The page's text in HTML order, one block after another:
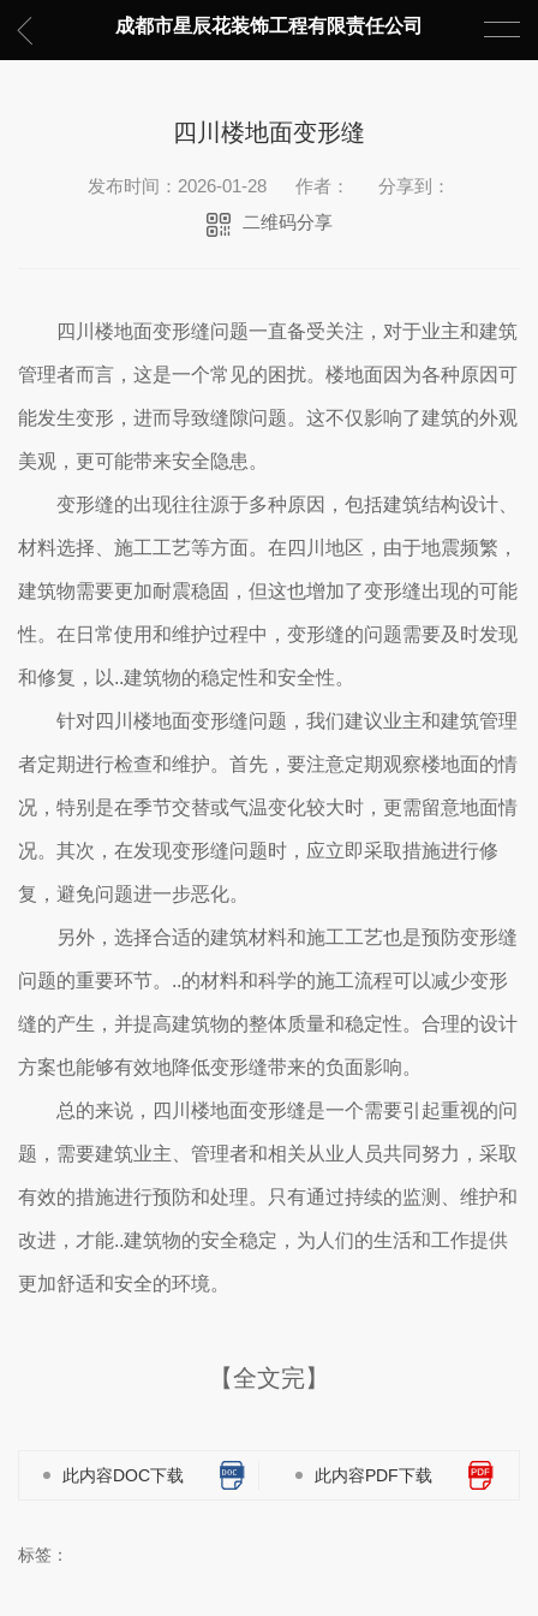
成都市星辰花装饰工程有限责任公司
四川楼地面变形缝
发布时间：2026-01-28 作者：
分享到：
二维码分享
四川楼地面变形缝问题一直备受关注，对于业主和建筑
管理者而言，这是一个常见的困扰。楼地面因为各种原因可
能发生变形，进而导致缝隙问题。这不仅影响了建筑的外观
美观，更可能带来安全隐患。
变形缝的出现往往源于多种原因，包括建筑结构设计、
材料选择、施工工艺等方面。在四川地区，由于地震频繁，
建筑物需要更加耐震稳固，但这也增加了变形缝出现的可能
性。在日常使用和维护过程中，变形缝的问题需要及时发现
和修复，以..建筑物的稳定性和安全性。
针对四川楼地面变形缝问题，我们建议业主和建筑管理
者定期进行检查和维护。首先，要注意定期观察楼地面的情
况，特别是在季节交替或气温变化较大时，更需留意地面情
况。其次，在发现变形缝问题时，应立即采取措施进行修
复，避免问题进一步恶化。
另外，选择合适的建筑材料和施工工艺也是预防变形缝
问题的重要环节。..的材料和科学的施工流程可以减少变形
缝的产生，并提高建筑物的整体质量和稳定性。合理的设计
方案也能够有效地降低变形缝带来的负面影响。
总的来说，四川楼地面变形缝是一个需要引起重视的问
题，需要建筑业主、管理者和相关从业人员共同努力，采取
有效的措施进行预防和处理。只有通过持续的监测、维护和
改进，才能..建筑物的安全稳定，为人们的生活和工作提供
更加舒适和安全的环境。
【全文完】
此内容DOC下载 此内容PDF下载
标签：